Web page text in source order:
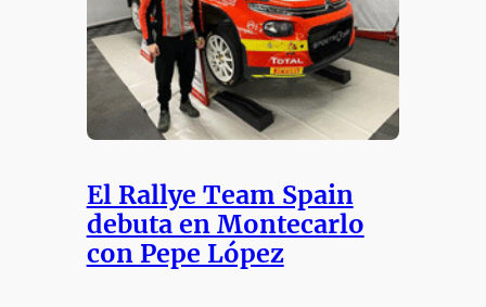
El Rallye Team Spain
debuta en Montecarlo
con Pepe López